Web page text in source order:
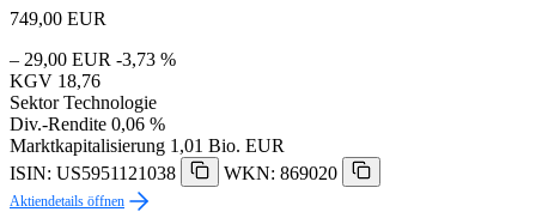
749,00 EUR
– 29,00 EUR -3,73 %
KGV 18,76
Sektor Technologie
Div.-Rendite 0,06 %
Marktkapitalisierung 1,01 Bio. EUR
ISIN: US5951121038
WKN: 869020
Aktiendetails öffnen